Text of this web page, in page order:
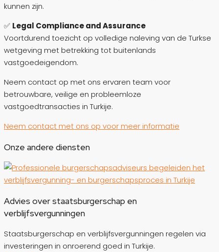
kunnen zijn.
✅ Legal Compliance and Assurance
Voortdurend toezicht op volledige naleving van de Turkse
wetgeving met betrekking tot buitenlands
vastgoedeigendom.
Neem contact op met ons ervaren team voor
betrouwbare, veilige en probleemloze
vastgoedtransacties in Turkije.
Neem contact met ons op voor meer informatie
Onze andere diensten
Advies over staatsburgerschap en
verblijfsvergunningen
Staatsburgerschap en verblijfsvergunningen regelen via
investeringen in onroerend goed in Turkije.